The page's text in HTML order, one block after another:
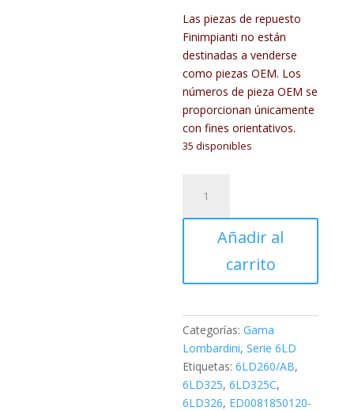
Las piezas de repuesto
Finimpianti no están
destinadas a venderse
como piezas OEM. Los
números de pieza OEM se
proporcionan únicamente
con fines orientativos.
35 disponibles
cantidad
Añadir al
carrito
Categorías:Gama
Lombardini,Serie 6LD
Etiquetas:6LD260/AB,
6LD325,6LD325C,
6LD326, ED0081850120-